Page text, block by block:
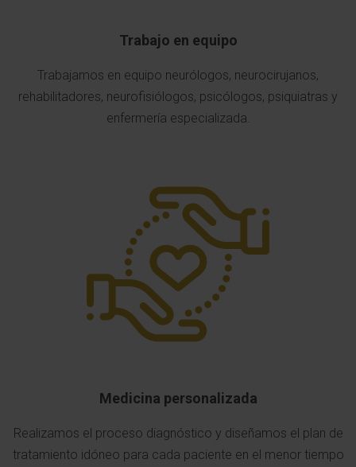
Trabajo en equipo
Trabajamos en equipo neurólogos, neurocirujanos,
rehabilitadores, neurofisiólogos, psicólogos, psiquiatras y
enfermería especializada.
Medicina personalizada
Realizamos el proceso diagnóstico y diseñamos el plan de
tratamiento idóneo para cada paciente en el menor tiempo